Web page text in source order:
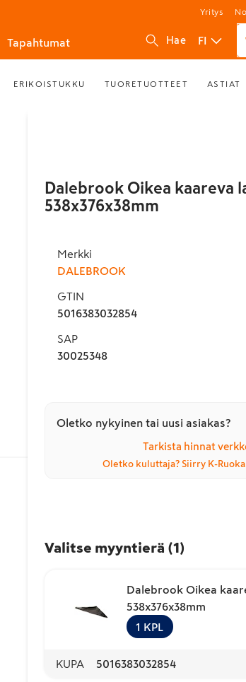
Yritys
Tapahtumat Hae FI
ERIKOISTUKKU TUORETUOTTEET ASTIAT
Dalebrook Oikea kaareva
538x376x38mm
Merkki
DALEBROOK
GTIN
5016383032854
SAP
30025348
Oletko nykyinen tai uusi asiakas?
Tarkista hinnat
Oletko kuluttaja? Siirry K-
Valitse myyntierä (1 )
Dalebrook Oikea
538x376x38mm
1 KPL
KUPA 5016383032854